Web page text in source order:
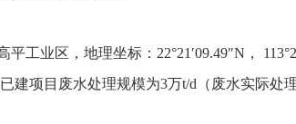
平工业区，地理坐标： 22°21′09.49″N ，
建项目废水处理规模为3万t/d （废水实际处